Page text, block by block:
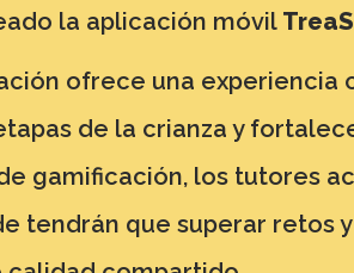
la aplicación móvil
ofrece una experiencia
de la crianza y
gamificación, los tutores
tendrán que superar retos